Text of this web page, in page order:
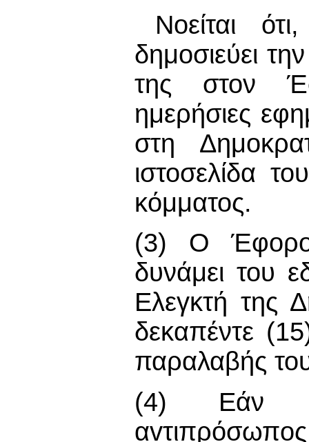
Νοείται
δημοσιεύει
της στον
ημερήσιες
στη
ιστοσελίδα
κόμματος.
(3) Ο
δυνάμει του
Ελεγκτή της
δεκαπέντε
παραλαβής
(4) Εάν